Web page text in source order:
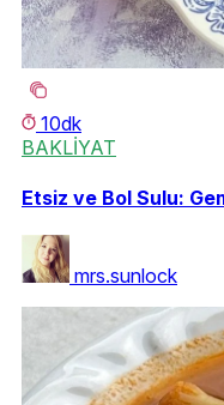
10dk
BAKLİYAT
Etsiz ve Bol Sulu:
mrs.sunlock